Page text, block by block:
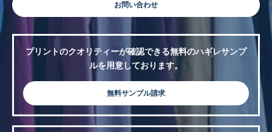
お問い合わせ
プリントのクオリティーが確認できる無料のハギレサンプ
ルを用意しております。
無料サンプル請求